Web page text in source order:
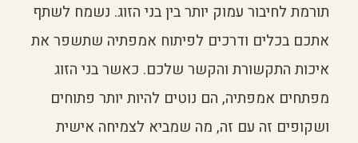
תורמת לחיבור עמוק יותר בין בני הזוג. נשמח לשתף
אתכם בכלים ודרכים לפיתוח אמפתיה שתשפר את
איכות התקשורת והקשר שלכם. כאשר בני הזוג
מפתחים אמפתיה, הם נוטים להיות יותר פתוחים
ושקופים זה עם זה, מה שמביא לצמיחה אישית